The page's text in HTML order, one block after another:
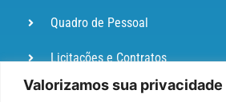
Valorizamos sua privacidade
Quadro de Pessoal
Licitações e Contratos
Portal de